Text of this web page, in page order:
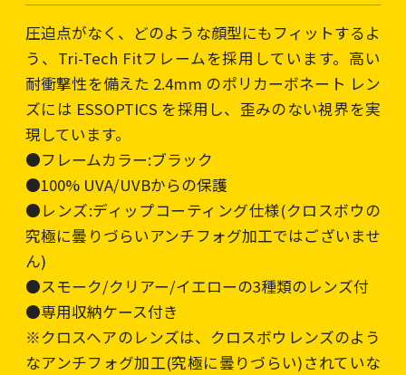
圧迫点がなく、どのような顔型にもフィットするよ
う、Tri-Tech Fitフレームを採用しています。高い
耐衝撃性を備えた 2.4mm のポリカーボネート レン
ズには ESSOPTICS を採用し、歪みのない視界を実
現しています。
●フレームカラー:ブラック
●100% UVA/UVBからの保護
●レンズ:ディップコーティング仕様(クロスボウの
究極に曇りづらいアンチフォグ加工ではございませ
ん)
●スモーク/クリアー/イエローの3種類のレンズ付
●専用収納ケース付き
※クロスヘアのレンズは、クロスボウレンズのよう
なアンチフォグ加工(究極に曇りづらい)されていな